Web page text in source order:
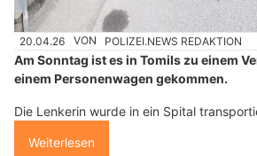
20.04.26 VON POLIZEI.NEWS REDAKTION
Am Sonntag ist es in Tomils zu einem
einem Personenwagen gekommen.
Die Lenkerin wurde in ein Spital
Weiterlesen